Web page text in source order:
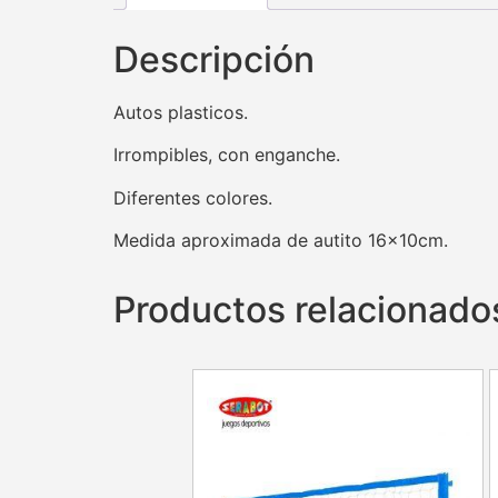
Descripción
Autos plasticos.
Irrompibles, con enganche.
Diferentes colores.
Medida aproximada de autito 16x10cm.
Productos